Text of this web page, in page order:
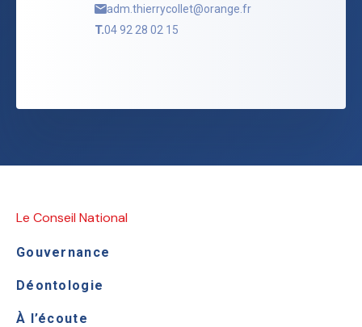
adm.thierrycollet@orange.fr
T.04 92 28 02 15
Le Conseil National
Gouvernance
Déontologie
À l’écoute